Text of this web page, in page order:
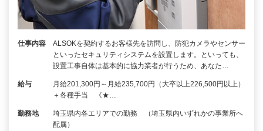
仕事内容
ALSOKを契約するお客様先を訪問し、防犯カメラやセンサー
といったセキュリティシステムを設置します。といっても、
設置工事自体は基本的に協力業者が行うため、あなた…
給与
月給201,300円～月給235,700円（大卒以上226,500円以上）
＋各種手当 《★…
勤務地
埼玉県内各エリアでの勤務 （埼玉県内いずれかの事業所へ
配属）